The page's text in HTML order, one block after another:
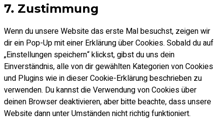
Consent
to
service
sonstiges
7. Zustimmung
Wenn du unsere Website das erste Mal besuchst, zeigen wir
dir ein Pop-Up mit einer Erklärung über Cookies. Sobald du auf
„Einstellungen speichern“ klickst, gibst du uns dein
Einverständnis, alle von dir gewählten Kategorien von Cookies
und Plugins wie in dieser Cookie-Erklärung beschrieben zu
verwenden. Du kannst die Verwendung von Cookies über
deinen Browser deaktivieren, aber bitte beachte, dass unsere
Website dann unter Umständen nicht richtig funktioniert.